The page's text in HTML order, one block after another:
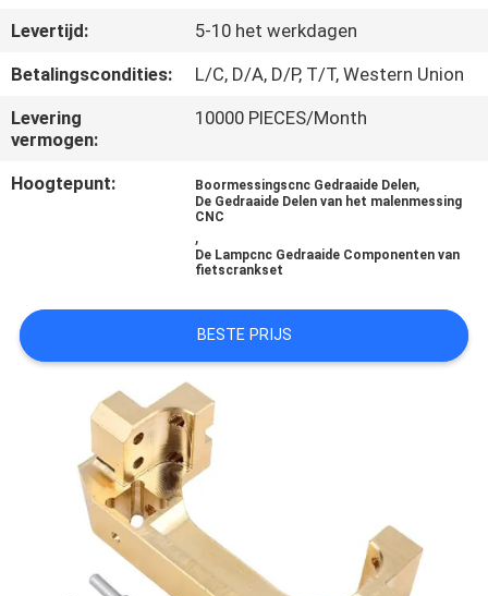
OP
NIEUWS
VRAAG
SITEMAP
PRIVACYBELEID
Levertijd:
5-10 het werkdagen
Betalingscondities:
L/C, D/A, D/P, T/T, Western Union
Levering
vermogen:
10000 PIECES/Month
Hoogtepunt: Boormessingscnc Gedraaide Delen,
De Gedraaide Delen van het malenmessing
CNC
,
De Lampcnc Gedraaide Componenten van
fietscrankset
BESTE PRIJS